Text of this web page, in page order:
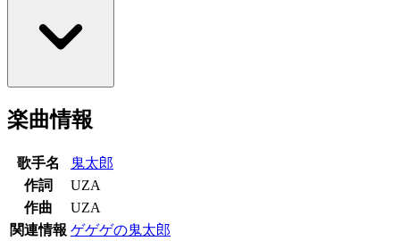
楽曲情報
歌手名
鬼太郎
作詞
UZA
作曲
UZA
関連情報 ゲゲゲの鬼太郎